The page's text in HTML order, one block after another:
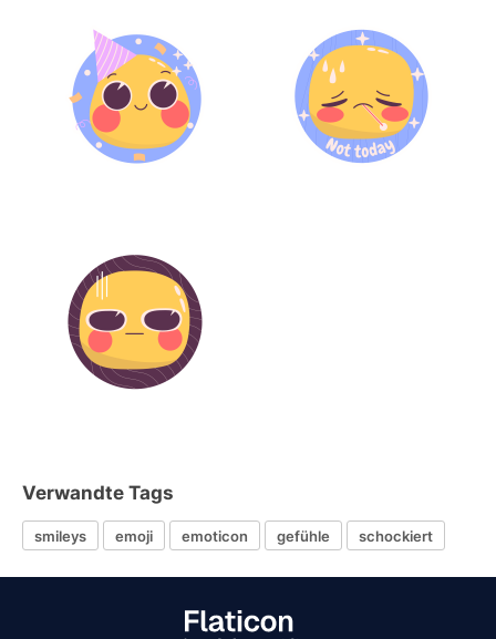
Verwandte Tags
smileys emoji emoticon gefühle schockiert